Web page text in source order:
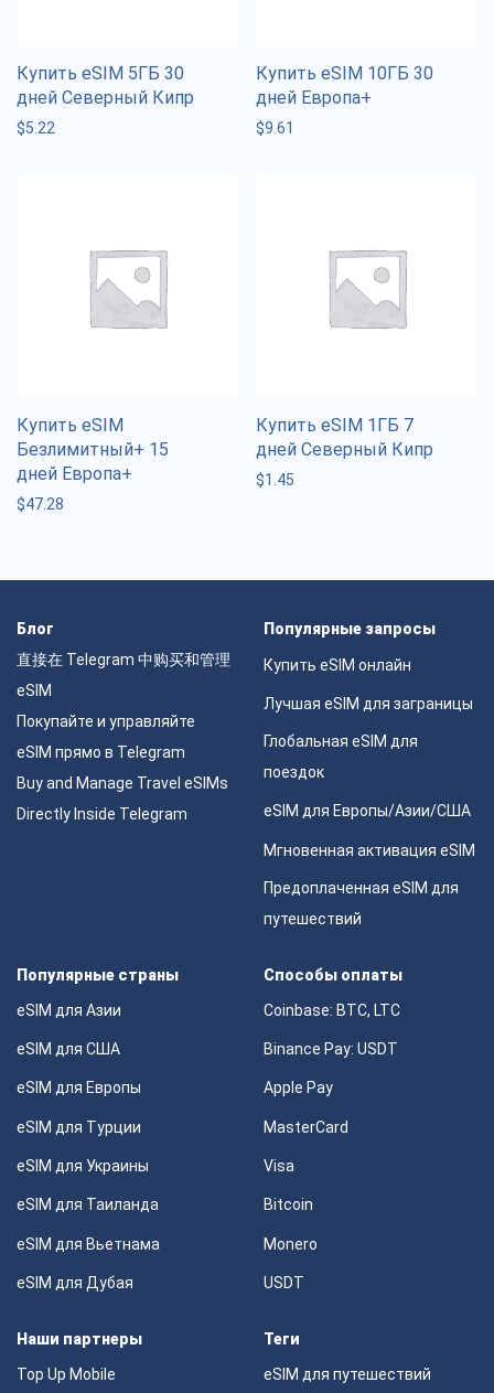
Купить eSIM 5ГБ 30
дней Северный Кипр
$5.22
Купить eSIM 10ГБ 30
дней Европа+
$9.61
Купить eSIM
Безлимитный+ 15
дней Европа+
$47.28
Купить eSIM 1ГБ 7
дней Северный Кипр
$1.45
Блог
直接在 Telegram 中购买和管理
eSIM
Покупайте и управляйте
eSIM прямо в Telegram
Buy and Manage Travel eSIMs
Directly Inside Telegram
Популярные запросы
Купить eSIM онлайн
Лучшая eSIM для заграницы
Глобальная eSIM для
поездок
eSIM для Европы/Азии/США
Мгновенная активация eSIM
Предоплаченная eSIM для
путешествий
Популярные страны
eSIM для Азии
eSIM для США
eSIM для Европы
eSIM для Турции
eSIM для Украины
eSIM для Таиланда
eSIM для Вьетнама
eSIM для Дубая
Способы оплаты
Coinbase: BTC, LTC
Binance Pay: USDT
Apple Pay
MasterCard
Visa
Bitcoin
Monero
USDT
Наши партнеры
Top Up Mobile
Теги
eSIM для путешествий